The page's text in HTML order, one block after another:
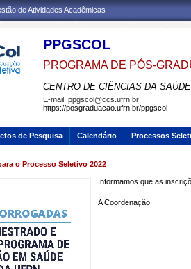
de Atividades Acadêmicas
PPGSCOL
PROGRAMA DE PÓS-
CENTRO DE CIÊNCIAS DA SAÚDE
E-mail: ppgscol@ccs.ufrn.br
https://posgraduacao.ufrn.br/ppgscol
de Pesquisa Calendário Processos
o Processo Seletivo 2022
Informamos que as
A Coordenação